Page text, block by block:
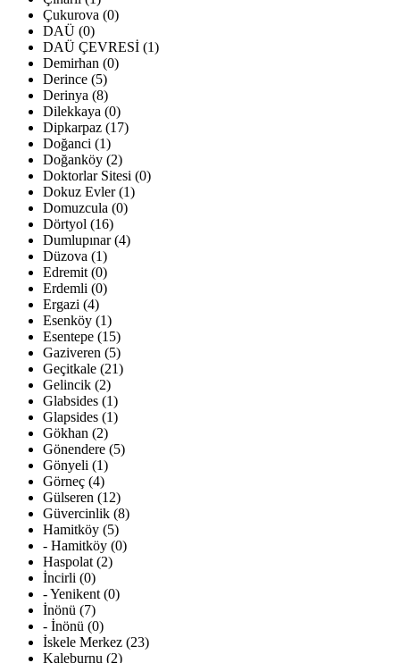
Çukurova (0)
DAÜ (0)
DAÜ ÇEVRESİ (1)
Demirhan (0)
Derince (5)
Derinya (8)
Dilekkaya (0)
Dipkarpaz (17)
Doğanci (1)
Doğanköy (2)
Doktorlar Sitesi (0)
Dokuz Evler (1)
Domuzcula (0)
Dörtyol (16)
Dumlupınar (4)
Düzova (1)
Edremit (0)
Erdemli (0)
Ergazi (4)
Esenköy (1)
Esentepe (15)
Gaziveren (5)
Geçitkale (21)
Gelincik (2)
Glabsides (1)
Glapsides (1)
Gökhan (2)
Gönendere (5)
Gönyeli (1)
Görneç (4)
Gülseren (12)
Güvercinlik (8)
Hamitköy (5)
- Hamitköy (0)
Haspolat (2)
İncirli (0)
- Yenikent (0)
İnönü (7)
- İnönü (0)
İskele Merkez (23)
Kaleburnu (2)